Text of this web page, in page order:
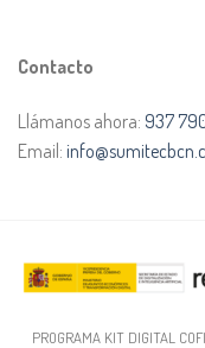
Contacto
Llámanos ahora: 937
Email:
PROGRAMA KIT DIGITAL